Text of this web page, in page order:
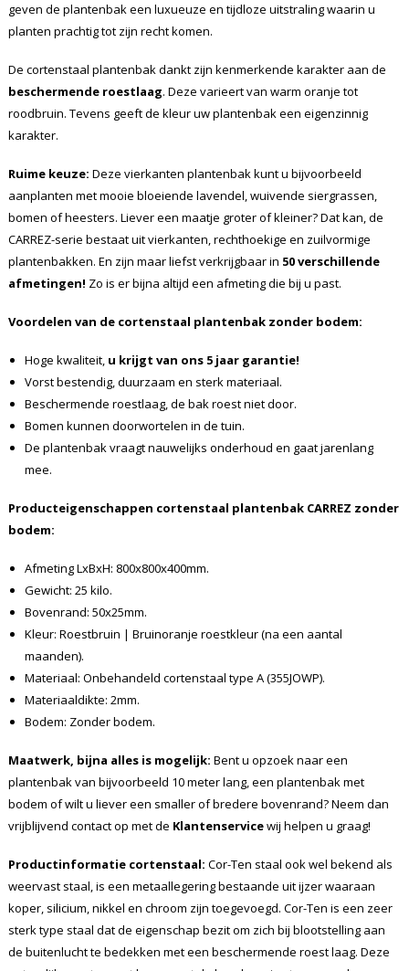
geven de plantenbak een luxueuze en tijdloze uitstraling waarin u
planten prachtig tot zijn recht komen.
De cortenstaal plantenbak dankt zijn kenmerkende karakter aan de
beschermende roestlaag. Deze varieert van warm oranje tot
roodbruin. Tevens geeft de kleur uw plantenbak een eigenzinnig
karakter.
Ruime keuze: Deze vierkanten plantenbak kunt u bijvoorbeeld
aanplanten met mooie bloeiende lavendel, wuivende siergrassen,
bomen of heesters. Liever een maatje groter of kleiner? Dat kan, de
CARREZ-serie bestaat uit vierkanten, rechthoekige en zuilvormige
plantenbakken. En zijn maar liefst verkrijgbaar in 50 verschillende
afmetingen! Zo is er bijna altijd een afmeting die bij u past.
Voordelen van de cortenstaal plantenbak zonder bodem:
Hoge kwaliteit, u krijgt van ons 5 jaar garantie!
Vorst bestendig, duurzaam en sterk materiaal.
Beschermende roestlaag, de bak roest niet door.
Bomen kunnen doorwortelen in de tuin.
De plantenbak vraagt nauwelijks onderhoud en gaat jarenlang
mee.
Producteigenschappen cortenstaal plantenbak CARREZ zonder
bodem:
Afmeting LxBxH: 800x800x400mm.
Gewicht: 25 kilo.
Bovenrand: 50x25mm.
Kleur: Roestbruin | Bruinoranje roestkleur (na een aantal
maanden).
Materiaal: Onbehandeld cortenstaal type A (355JOWP).
Materiaaldikte: 2mm.
Bodem: Zonder bodem.
Maatwerk, bijna alles is mogelijk: Bent u opzoek naar een
plantenbak van bijvoorbeeld 10 meter lang, een plantenbak met
bodem of wilt u liever een smaller of bredere bovenrand? Neem dan
vrijblijvend contact op met de Klantenservicewij helpen u graag!
Productinformatie cortenstaal: Cor-Ten staal ook wel bekend als
weervast staal, is een metaallegering bestaande uit ijzer waaraan
koper, silicium, nikkel en chroom zijn toegevoegd. Cor-Ten is een zeer
sterk type staal dat de eigenschap bezit om zich bij blootstelling aan
de buitenlucht te bedekken met een beschermende roest laag. Deze